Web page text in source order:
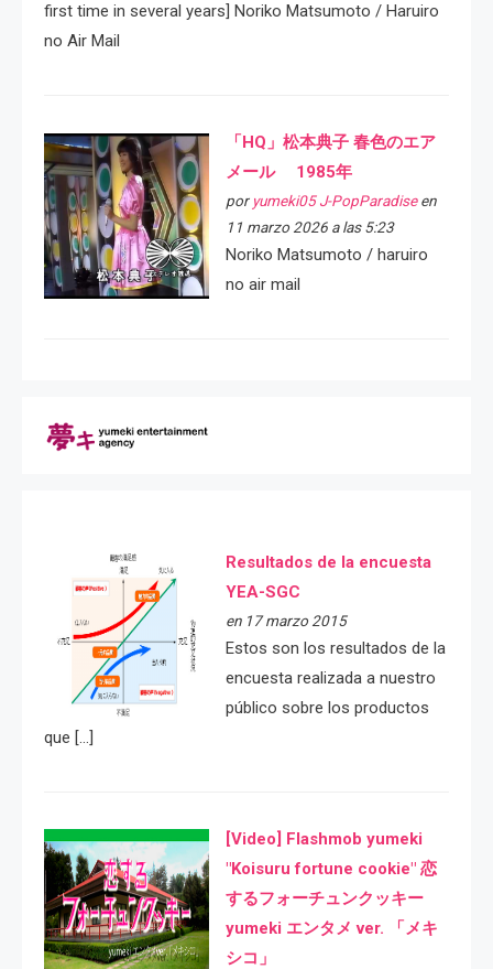
first time in several years] Noriko Matsumoto / Haruiro
no Air Mail
「HQ」松本典子 春色のエア
メール 1985年
por yumeki05 J-PopParadiseen
11 marzo 2026 a las 5:23
Noriko Matsumoto / haruiro
no air mail
Resultados de la encuesta
YEA-SGC
en 17 marzo 2015
Estos son los resultados de la
encuesta realizada a nuestro
público sobre los productos
que […]
[Video] Flashmob yumeki
"Koisuru fortune cookie" 恋
するフォーチュンクッキー
yumeki エンタメ ver. 「メキ
シコ」